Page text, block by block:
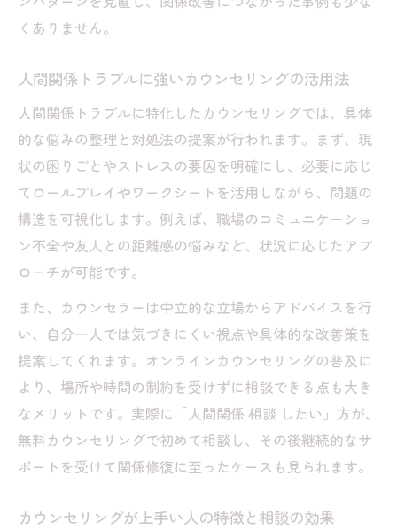
オンラインカウンセリングで悩みを整理するコ
オンラインカウンセリングの効果的な活用
法
カウンセリングを受ける前にするべき準備
オンラインカウンセリングおすすめの選び
方
オンラインカウンセリング注意点と失敗し
ない相談法
無料オンラインカウンセリングの活用ポイ
ント
トラブルが多い人へのカウンセリングアプロー
チ
人間関係トラブル多い人に合うカウンセリ
ング手法
カウンセリングで見直す対人トラブルのパ
ターン
カウンセリングでしてはいけないことと注
くありません。
人間関係トラブルに強いカウンセリングの活用法
人間関係トラブルに特化したカウンセリングでは、具体
的な悩みの整理と対処法の提案が行われます。まず、現
状の困りごとやストレスの要因を明確にし、必要に応じ
てロールプレイやワークシートを活用しながら、問題の
構造を可視化します。例えば、職場のコミュニケーショ
ン不全や友人との距離感の悩みなど、状況に応じたアプ
ローチが可能です。
また、カウンセラーは中立的な立場からアドバイスを行
い、自分一人では気づきにくい視点や具体的な改善策を
提案してくれます。オンラインカウンセリングの普及に
より、場所や時間の制約を受けずに相談できる点も大き
なメリットです。実際に「人間関係 相談 したい」方が、
無料カウンセリングで初めて相談し、その後継続的なサ
ポートを受けて関係修復に至ったケースも見られます。
カウンセリングが上手い人の特徴と相談の効果